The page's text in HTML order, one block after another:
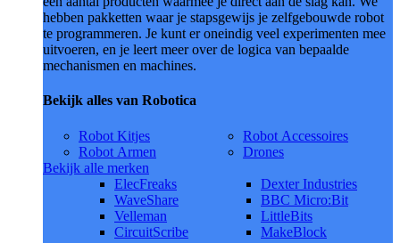
hebben pakketten waar je stapsgewijs je zelfgebouwde robot
te programmeren. Je kunt er oneindig veel experimenten mee
uitvoeren, en je leert meer over de logica van bepaalde
mechanismen en machines.
Bekijk alles van Robotica
Robot Kitjes
Robot Armen
Robot Accessoires
Drones
Bekijk alle merken
ElecFreaks
WaveShare
Velleman
CircuitScribe
Dexter Industries
BBC Micro:Bit
LittleBits
MakeBlock